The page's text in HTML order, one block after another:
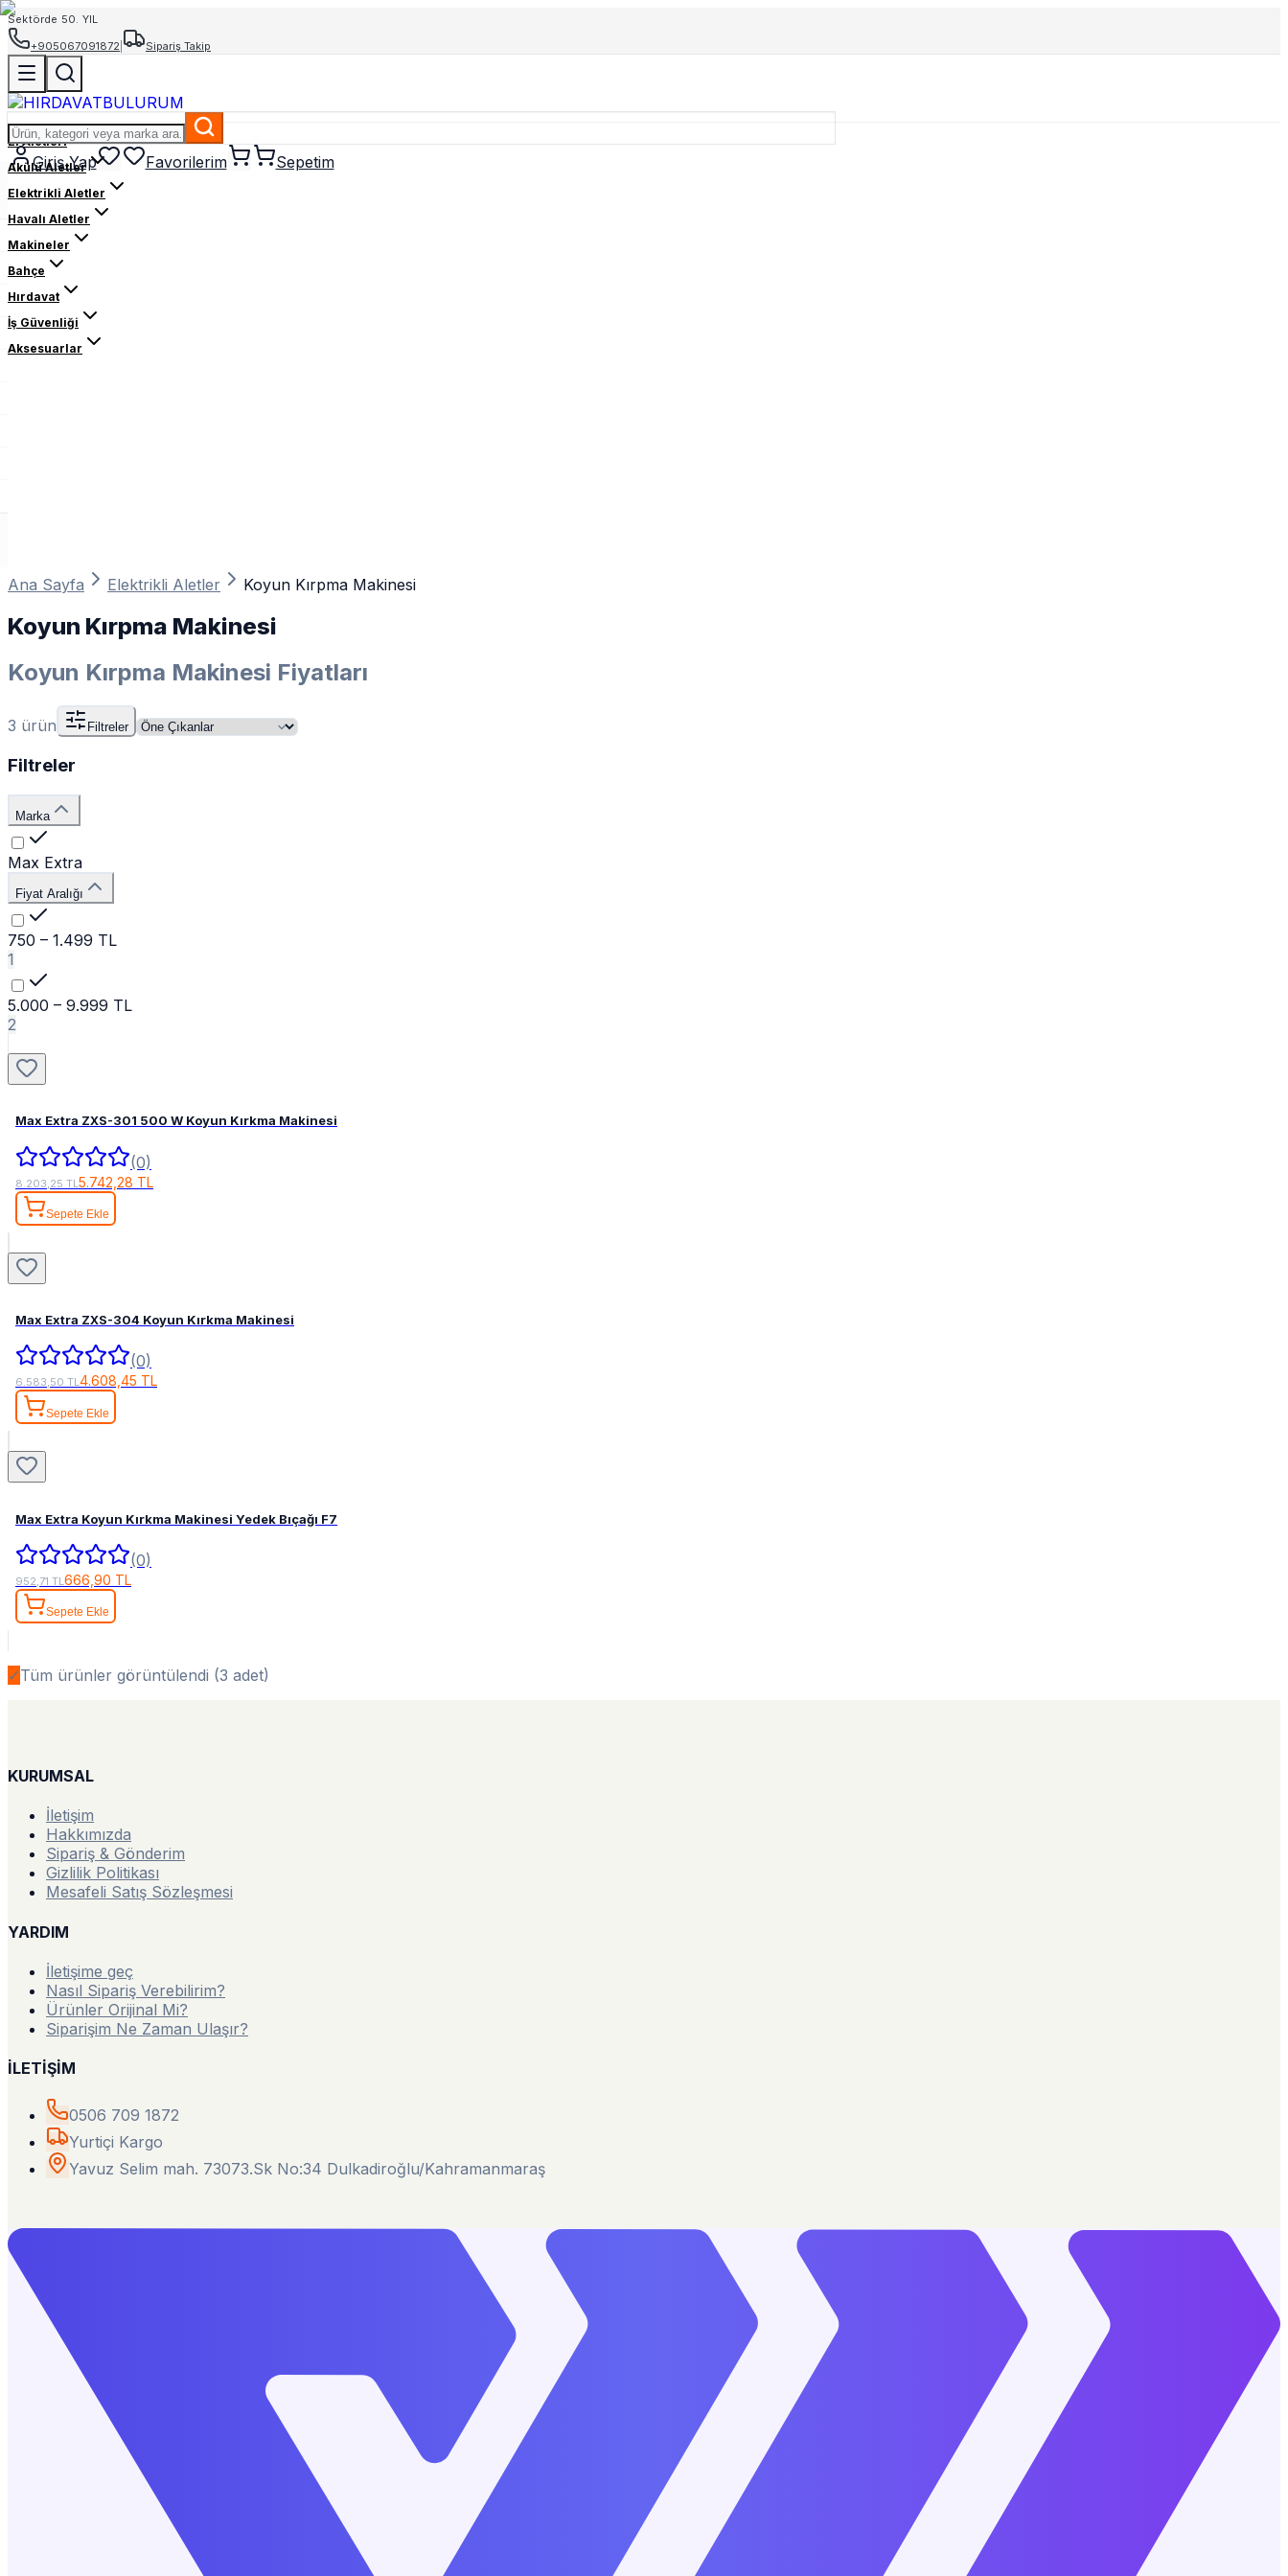
Sektörde 50. YIL
+905067091872
Sipariş Takip
Giriş Yap Favorilerim Sepetim
El Aletleri
Akülü Aletler
Elektrikli Aletler
Havalı Aletler
Makineler
Bahçe
Hırdavat
İş Güvenliği
Aksesuarlar
Ana Sayfa Elektrikli Aletler Koyun Kırpma Makinesi
Koyun Kırpma Makinesi
Koyun Kırpma Makinesi Fiyatları
3 ürün Filtreler
Filtreler
Marka
Max Extra
Fiyat Aralığı
750 – 1.499 TL
1
5.000 – 9.999 TL
2
Max Extra ZXS-301 500 W Koyun Kırkma Makinesi
(0)
8.203,25 TL 5.742,28 TL
Sepete Ekle
Max Extra ZXS-304 Koyun Kırkma Makinesi
(0)
6.583,50 TL4.608,45 TL
Sepete Ekle
Max Extra Koyun Kırkma Makinesi Yedek Bıçağı F7
(0)
952,71 TL666,90 TL
Sepete Ekle
✓Tüm ürünler görüntülendi (3 adet)
KURUMSAL
İletişim
Hakkımızda
Sipariş & Gönderim
Gizlilik Politikası
Mesafeli Satış Sözleşmesi
YARDIM
İletişime geç
Nasıl Sipariş Verebilirim?
Ürünler Orijinal Mi?
Siparişim Ne Zaman Ulaşır?
İLETİŞİM
0506 709 1872
Yurtiçi Kargo
Yavuz Selim mah. 73073.Sk No:34 Dulkadiroğlu/Kahramanmaraş